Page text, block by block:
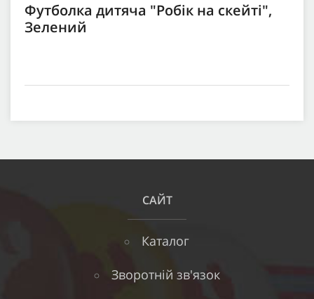
Футболка дитяча "Робік на скейті",
Зелений
САЙТ
Каталог
Зворотній зв'язок